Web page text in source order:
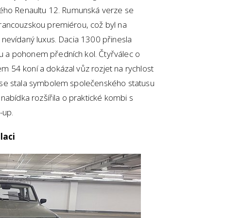
Renaultu 12. Rumunská verze se
premiérou, což byl na
luxus. Dacia 1300 přinesla
pohonem předních kol. Čtyřválec o
54 koní a dokázal vůz rozjet na rychlost
stala symbolem společenského statusu
rozšířila o praktické kombi s